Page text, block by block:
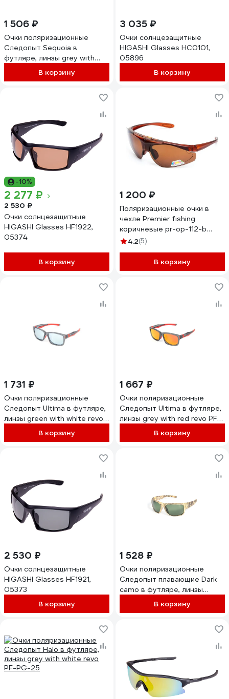
1 506 ₽
Очки поляризационные
Следопыт Sequoia в
футляре, линзы grey with
green revo PF-PG-18
В корзину
3 035 ₽
Очки солнцезащитные
HIGASHI Glasses HC0101,
05896
В корзину
-10%
2 277 ₽
2 530 ₽
Очки солнцезащитные
HIGASHI Glasses HF1922,
05374
В корзину
1 200 ₽
Поляризационные очки в
чехле Premier fishing
коричневые pr-op-112-b
00000210373
4.2(5)
В корзину
1 731 ₽
Очки поляризационные
Следопыт Ultima в футляре,
линзы green with white revo
PF-PG-46В корзину
1 667 ₽
Очки поляризационные
Следопыт Ultima в футляре,
линзы grey with red revo PF-
В корзину
2 530 ₽
Очки солнцезащитные
HIGASHI Glasses HF1921,
05373
В корзину
1 528 ₽
Очки поляризационные
Следопыт плавающие Dark
camo в футляре, линзы
green PF-PG-14В корзину